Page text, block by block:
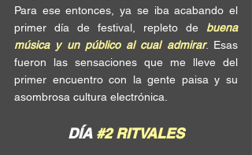
Para ese entonces, ya se iba acabando el
primer día de festival, repleto de buena
música y un público al cual admirar. Esas
fueron las sensaciones que me lleve del
primer encuentro con la gente paisa y su
asombrosa cultura electrónica.
DÍA #2 RITVALES